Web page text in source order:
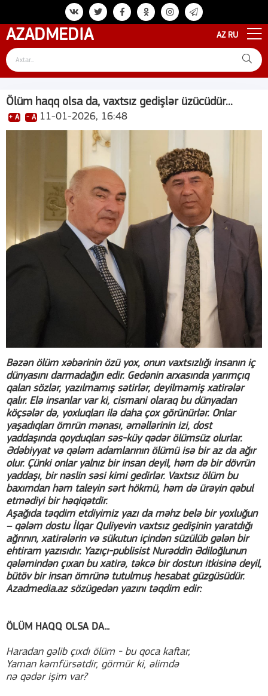
AZADMEDIA AZ RU
Ölüm haqq olsa da, vaxtsız gedişlər üzücüdür...
+ A - A 11-01-2026, 16:48
Bəzən ölüm xəbərinin özü yox, onun vaxtsızlığı insanın iç
dünyasını darmadağın edir. Gedənin arxasında yarımçıq
qalan sözlər, yazılmamış sətirlər, deyilməmiş xatirələr
qalır. Elə insanlar var ki, cismani olaraq bu dünyadan
köçsələr də, yoxluqları ilə daha çox görünürlər. Onlar
yaşadıqları ömrün mənası, əməllərinin izi, dost
yaddaşında qoyduqları səs-küy qədər ölümsüz olurlar.
Ədəbiyyat və qələm adamlarının ölümü isə bir az da ağır
olur. Çünki onlar yalnız bir insan deyil, həm də bir dövrün
yaddaşı, bir nəslin səsi kimi gedirlər. Vaxtsız ölüm bu
baxımdan həm taleyin sərt hökmü, həm də ürəyin qəbul
etmədiyi bir həqiqətdir.
Aşağıda təqdim etdiyimiz yazı da məhz belə bir yoxluğun
– qələm dostu İlqar Quliyevin vaxtsız gedişinin yaratdığı
ağrının, xatirələrin və sükutun içindən süzülüb gələn bir
ehtiram yazısıdır. Yazıçı-publisist Nurəddin Ədiloğlunun
qələmindən çıxan bu xatirə, təkcə bir dostun itkisinə deyil,
bütöv bir insan ömrünə tutulmuş hesabat güzgüsüdür.
Azadmedia.az sözügedən yazını təqdim edir:
ÖLÜM HAQQ OLSA DA...
Haradan gəlib çıxdı ölüm - bu qoca kaftar,
Yaman kəmfürsətdir, görmür ki, əlimdə
nə qədər işim var?